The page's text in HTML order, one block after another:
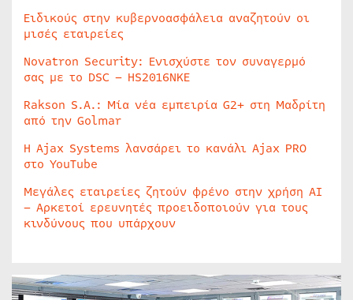
Ειδικούς στην κυβερνοασφάλεια αναζητούν οι
μισές εταιρείες
Novatron Security: Ενισχύστε τον συναγερμό
σας με το DSC – HS2016NKE
Rakson S.A.: Μία νέα εμπειρία G2+ στη Μαδρίτη
από την Golmar
Η Ajax Systems λανσάρει το κανάλι Ajax PRO
στο YouTube
Μεγάλες εταιρείες ζητούν φρένο στην χρήση AI
– Αρκετοί ερευνητές προειδοποιούν για τους
κινδύνους που υπάρχουν